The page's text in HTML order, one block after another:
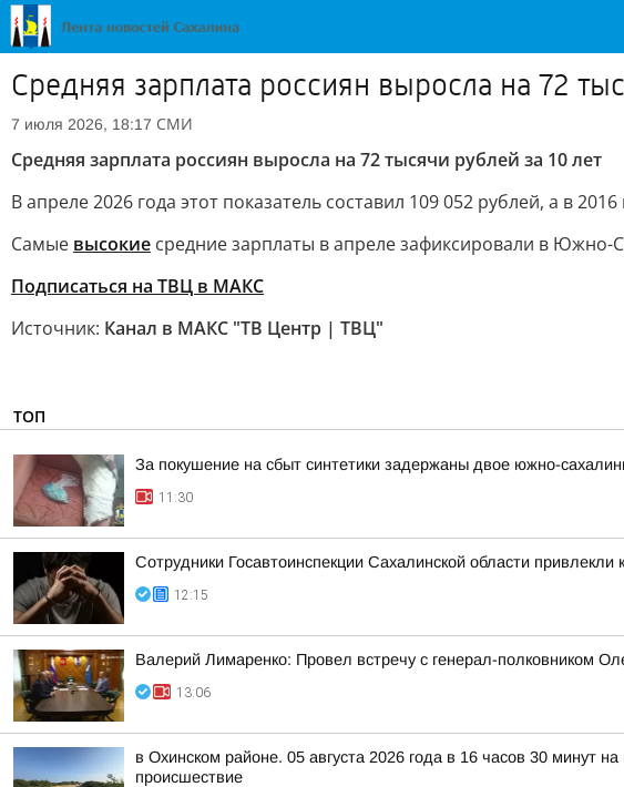
Средняя зарплата россиян выросла на 72
7 июля 2026, 18:17 СМИ
Средняя зарплата россиян выросла на 72 тысячи рублей за 10 лет
В апреле 2026 года этот показатель составил 109 052 рублей, а в
Самые высокие средние зарплаты в апреле зафиксировали в Южно-
Подписаться на ТВЦ в МАКС
Источник: Канал в МАКС "ТВ Центр | ТВЦ"
ТОП
За покушение на сбыт синтетики задержаны двое южно-
11:30
Сотрудники Госавтоинспекции Сахалинской области
12:15
Валерий Лимаренко: Провел встречу с генерал-полковником
13:06
в Охинском районе. 05 августа 2026 года в 16 часов 30 минут
происшествие